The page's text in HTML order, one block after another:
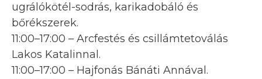
ugrálókötél-sodrás, karikadobáló és
bőrékszerek.
11:00–17:00 – Arcfestés és csillámtetoválás
Lakos Katalinnal.
11:00–17:00 – Hajfonás Bánáti Annával.